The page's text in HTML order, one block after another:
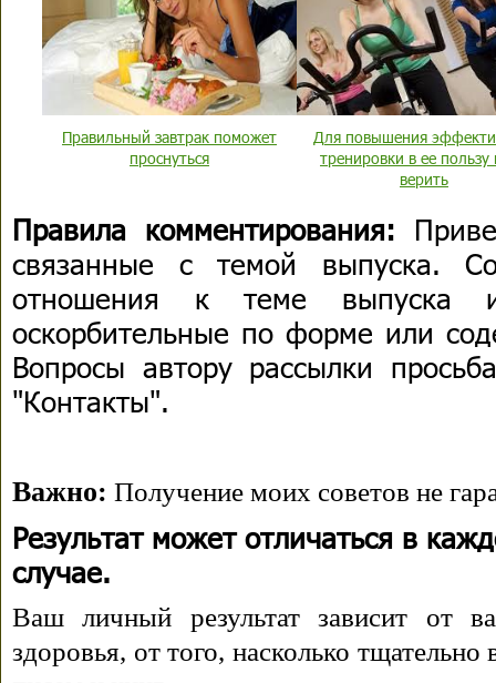
Правильный завтрак поможет
проснуться
Для повышения
тренировки в ее пользу
верить
Правила комментирования:
связанные с темой выпуска.
отношения к теме выпуска
оскорбительные по форме или
Вопросы автору рассылки
"Контакты".
Важно: Получение моих советов не
Результат может отличаться в
случае.
Ваш личный результат зависит от
здоровья, от того, насколько